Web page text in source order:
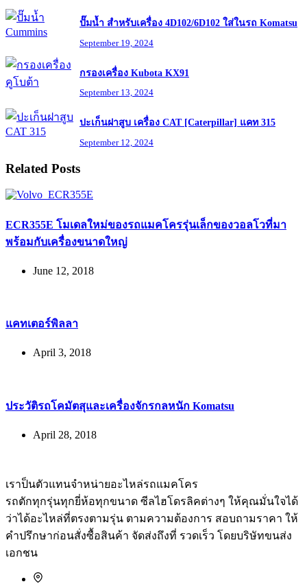
ปั๊มน้ำ สำหรับเครื่อง 4D102/6D102 ใส่ในรถ Komatsu
September 19, 2024
กรองเครื่อง Kubota KX91
September 13, 2024
ปะเก็นฝาสูบ เครื่อง CAT [Caterpillar] แคท 315
September 12, 2024
Related Posts
ECR355E โมเดลใหม่ของรถแมคโครรุ่นเล็กของวอลโวที่มา
พร้อมกับเครื่องขนาดใหญ่
June 12, 2018
แคทเตอร์พิลลา
April 3, 2018
ประวัติรถโคมัตสุและเครื่องจักรกลหนัก Komatsu
April 28, 2018
เราป็นตัวแทนจำหน่ายอะไหล่รถแมคโคร
รถตักทุกรุ่นทุกยี่ห้อทุกขนาด ซีลไฮโดรลิคต่างๆ ให้คุณมั่นใจได้
ว่าได้อะไหล่ที่ตรงตามรุ่น ตามความต้องการ สอบถามราคา ให้
คำปรึกษาก่อนสั่งซื้อสินค้า จัดส่งถึงที่ รวดเร็ว โดยบริษัทขนส่ง
เอกชน